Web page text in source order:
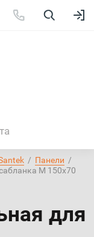
  /
Панели
  /
М 150х70
для